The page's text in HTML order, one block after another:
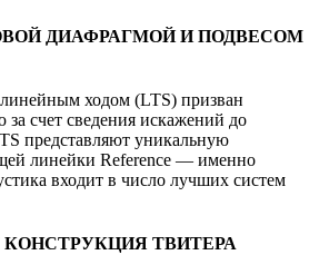
ДИАФРАГМОЙ И ПОДВЕСОМ
ходом (LTS) призван
за счет сведения искажений до
представляют уникальную
линейки Reference — именно
входит в число лучших систем
ТВИТЕРА